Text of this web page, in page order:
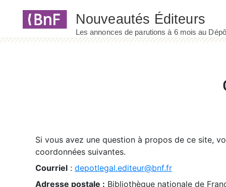
Si vous avez une question à propos de ce site,
coordonnées suivantes.
Courriel : depotlegal.editeur@bnf.fr
Adresse postale : Bibliothèque nationale de